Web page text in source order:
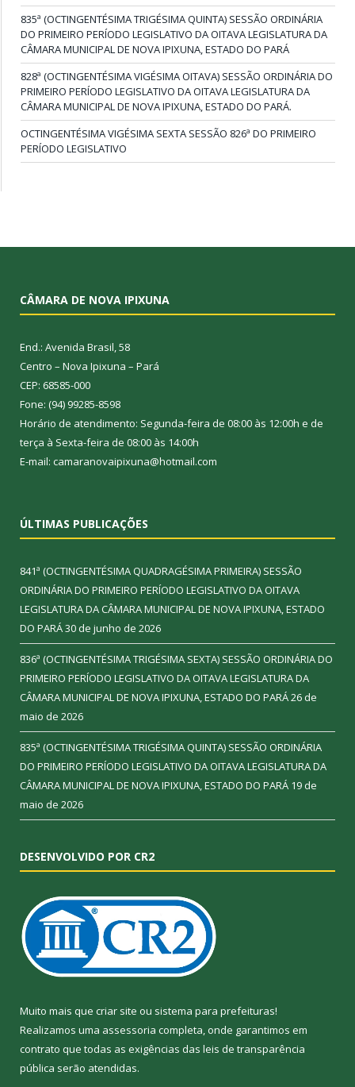
835ª (OCTINGENTÉSIMA TRIGÉSIMA QUINTA) SESSÃO ORDINÁRIA
DO PRIMEIRO PERÍODO LEGISLATIVO DA OITAVA LEGISLATURA DA
CÂMARA MUNICIPAL DE NOVA IPIXUNA, ESTADO DO PARÁ
828ª (OCTINGENTÉSIMA VIGÉSIMA OITAVA) SESSÃO ORDINÁRIA DO
PRIMEIRO PERÍODO LEGISLATIVO DA OITAVA LEGISLATURA DA
CÂMARA MUNICIPAL DE NOVA IPIXUNA, ESTADO DO PARÁ.
OCTINGENTÉSIMA VIGÉSIMA SEXTA SESSÃO 826ª DO PRIMEIRO
PERÍODO LEGISLATIVO
CÂMARA DE NOVA IPIXUNA
End.: Avenida Brasil, 58
Centro – Nova Ipixuna – Pará
CEP: 68585-000
Fone: (94) 99285-8598
Horário de atendimento: Segunda-feira de 08:00 às 12:00h e de
terça à Sexta-feira de 08:00 às 14:00h
E-mail: camaranovaipixuna@hotmail.com
ÚLTIMAS PUBLICAÇÕES
841ª (OCTINGENTÉSIMA QUADRAGÉSIMA PRIMEIRA) SESSÃO
ORDINÁRIA DO PRIMEIRO PERÍODO LEGISLATIVO DA OITAVA
LEGISLATURA DA CÂMARA MUNICIPAL DE NOVA IPIXUNA, ESTADO
DO PARÁ30 de junho de 2026
836ª (OCTINGENTÉSIMA TRIGÉSIMA SEXTA) SESSÃO ORDINÁRIA DO
PRIMEIRO PERÍODO LEGISLATIVO DA OITAVA LEGISLATURA DA
CÂMARA MUNICIPAL DE NOVA IPIXUNA, ESTADO DO PARÁ26 de
maio de 2026
835ª (OCTINGENTÉSIMA TRIGÉSIMA QUINTA) SESSÃO ORDINÁRIA
DO PRIMEIRO PERÍODO LEGISLATIVO DA OITAVA LEGISLATURA DA
CÂMARA MUNICIPAL DE NOVA IPIXUNA, ESTADO DO PARÁ 19 de
maio de 2026
DESENVOLVIDO POR CR2
Muito mais que criar site ou sistema para prefeituras!
Realizamos uma assessoria completa, onde garantimos em
contrato que todas as exigências das leis de transparência
pública serão atendidas.